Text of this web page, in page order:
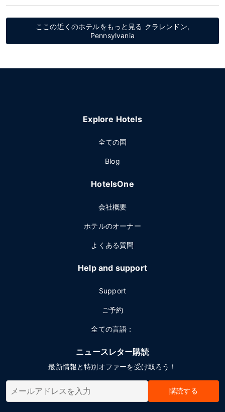
ここの近くのホテルをもっと見る クラレンドン,
Pennsylvania
Explore Hotels
全ての国
Blog
HotelsOne
会社概要
ホテルのオーナー
よくある質問
Help and support
Support
ご予約
全ての言語：
ニュースレター購読
最新情報と特別オファーを受け取ろう！
購読する